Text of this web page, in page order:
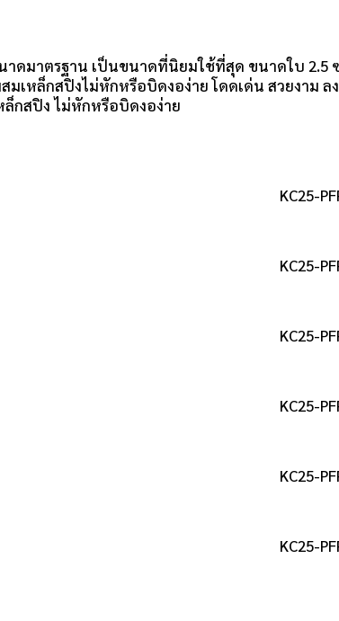
ฐาน เป็นขนาดที่นิยมใช้ที่สุด ขนาดใบ 2.5 ซม.
มเหล็กสปิงไม่หักหรือบิดงอง่าย โดดเด่น สวยงา
กสปิง ไม่หักหรือบิดงอง่าย
KC25-
KC25-
KC25-
KC25-
KC25-
KC25-